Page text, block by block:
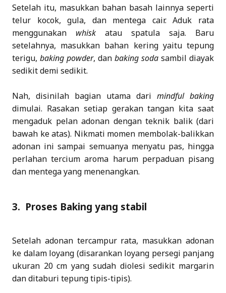
Setelah itu, masukkan bahan basah lainnya seperti
telur kocok, gula, dan mentega cair. Aduk rata
menggunakan whisk atau spatula saja. Baru
setelahnya, masukkan bahan kering yaitu tepung
terigu, baking powder, dan baking soda sambil diayak
sedikit demi sedikit.
Nah, disinilah bagian utama dari mindful baking
dimulai. Rasakan setiap gerakan tangan kita saat
mengaduk pelan adonan dengan teknik balik (dari
bawah ke atas). Nikmati momen membolak-balikkan
adonan ini sampai semuanya menyatu pas, hingga
perlahan tercium aroma harum perpaduan pisang
dan mentega yang menenangkan.
3. Proses Baking yang stabil
Setelah adonan tercampur rata, masukkan adonan
ke dalam loyang (disarankan loyang persegi panjang
ukuran 20 cm yang sudah diolesi sedikit margarin
dan ditaburi tepung tipis-tipis).